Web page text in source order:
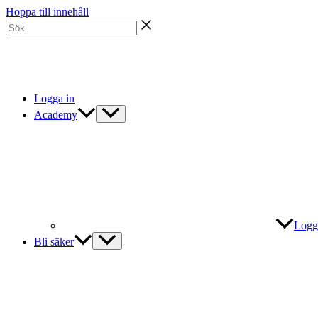
Hoppa till innehåll
Logga in
Academy
Bli säker